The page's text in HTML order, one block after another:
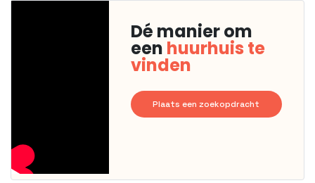
Dé manier om
een huurhuis te
vinden
Plaats een zoekopdracht